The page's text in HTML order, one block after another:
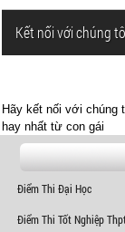
Kết nối với chúng
Hãy kết nối với chúng
hay nhất từ con gái
Điểm Thi Đại Học
Điểm Thi Tốt Nghiệp